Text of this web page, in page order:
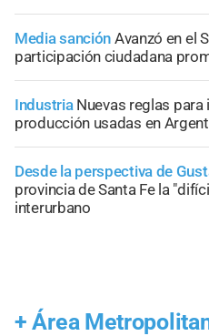
Media sanción Avanzó en el
participación ciudadana
Industria Nuevas reglas
producción usadas en
Desde la perspectiva de
provincia de Santa Fe la
interurbano
+ Área